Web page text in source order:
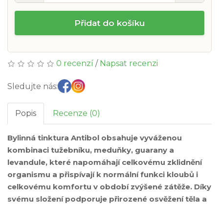
Přidat do košíku
0 recenzí / Napsat recenzi
Sledujte nás:
Popis Recenze (0)
Bylinná tinktura Antibol obsahuje vyváženou
kombinaci tužebníku, meduňky, guarany a
levandule, které napomáhají celkovému zklidnění
organismu a přispívají k normální funkci kloubů i
celkovému komfortu v období zvýšené zátěže. Díky
svému složení podporuje přirozené osvěžení těla a